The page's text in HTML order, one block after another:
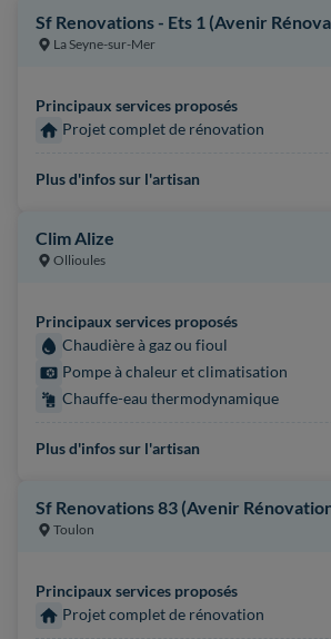
Sf Renovations - Ets 1 (Avenir
La Seyne-sur-Mer
Principaux services proposés
Projet complet de rénovation
Plus d'infos sur l'artisan
Clim Alize
Ollioules
Principaux services proposés
Chaudière à gaz ou fioul
Pompe à chaleur et climatisation
Chauffe-eau thermodynamique
Plus d'infos sur l'artisan
Sf Renovations 83 (Avenir
Toulon
Principaux services proposés
Projet complet de rénovation